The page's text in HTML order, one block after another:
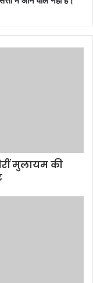
मुलायम की